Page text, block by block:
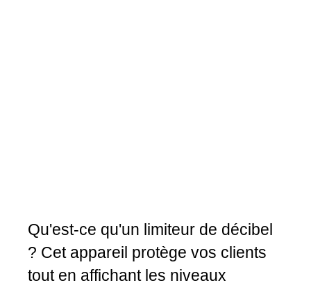
Qu'est-ce qu'un limiteur de décibel
? Cet appareil protège vos clients
tout en affichant les niveaux